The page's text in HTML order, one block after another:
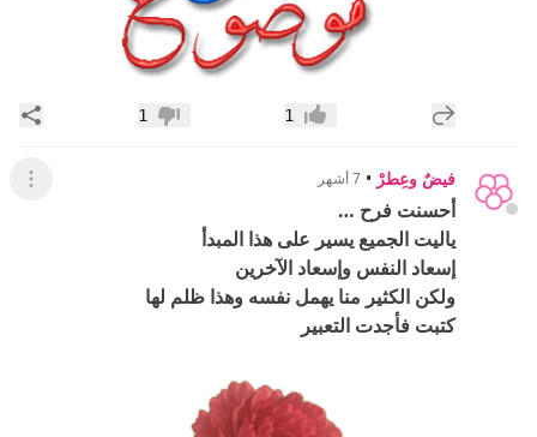
إضافة رد جديد إعجاب1 عدم إعجاب
1
فيضٌ وعِطرْ • 7 أشهر عرض
أحسنت فرح …
ياليت الجميع يسير على هذا المبدأ
إسعاد النفس وإسعاد الآخرين
ولكن الكثير منا يهمل نفسه وهذا ظلم لها
كتبت فأجدت التعبير